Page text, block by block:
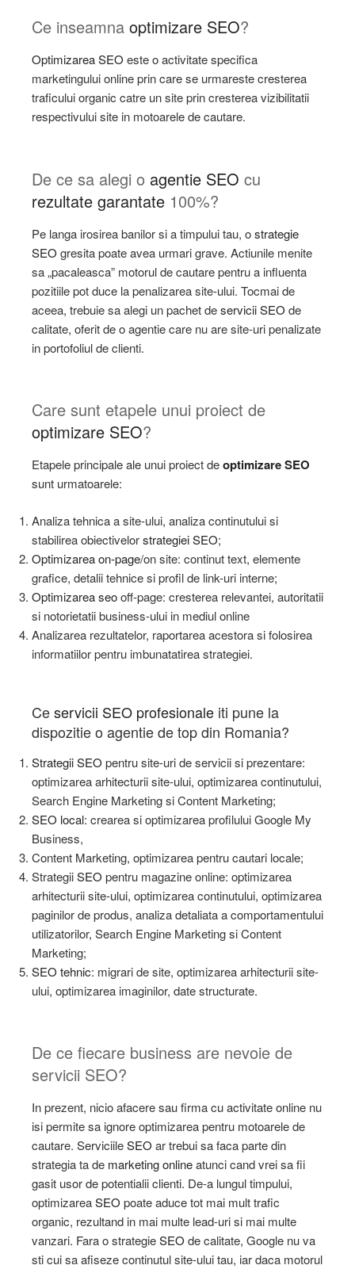
Ce inseamna optimizare SEO?
Optimizarea SEO este o activitate specifica
marketingului online prin care se urmareste cresterea
traficului organic catre un site prin cresterea vizibilitatii
respectivului site in motoarele de cautare.
De ce sa alegi o agentie SEO cu
rezultate garantate 100%?
Pe langa irosirea banilor si a timpului tau, ostrategie
SEO gresita poate avea urmari grave. Actiunile menite
sa „pacaleasca” motorul de cautare pentru a influenta
pozitiile pot duce la penalizarea site-ului. Tocmai de
aceea, trebuie sa alegi un pachet deservicii SEO de
calitate, oferit de o agentie care nu are site-uri penalizate
in portofoliul de clienti.
Care sunt etapele unui proiect de
optimizare SEO?
Etapele principale ale unui proiect deoptimizare SEO
sunt urmatoarele:
Analiza tehnica a site-ului, analiza continutului si
stabilirea obiectivelorstrategiei SEO;
Optimizarea on-page/on site: continut text, elemente
grafice, detalii tehnice si profil de link-uri interne;
Optimizarea seooff-page: cresterea relevantei, autoritatii
si notorietatii business-ului in mediul online
Analizarea rezultatelor, raportarea acestora si folosirea
informatiilor pentru imbunatatirea strategiei.
Ceservicii SEO profesionale iti pune la
dispozitie o agentie de top din Romania?
Strategii SEO pentru site-uri de servicii si prezentare:
optimizarea arhitecturii site-ului, optimizarea continutului,
Search Engine Marketing si Content Marketing;
SEO local: crearea si optimizarea profilului Google My
Business,
Content Marketing, optimizarea pentru cautari locale;
StrategiiSEO pentru magazine online: optimizarea
arhitecturii site-ului, optimizarea continutului, optimizarea
paginilor de produs, analiza detaliata a comportamentului
utilizatorilor, Search Engine Marketing si Content
Marketing;
SEO tehnic: migrari de site, optimizarea arhitecturii site-
ului, optimizarea imaginilor, date structurate.
De ce fiecare business are nevoie de
servicii SEO?
In prezent, nicio afacere sau firma cu activitate online nu
isi permite sa ignore optimizarea pentru motoarele de
cautare. ServiciileSEO ar trebui sa faca parte din
strategia ta de marketing onlineatunci cand vrei sa fii
gasit usor de potentialii clienti. De-a lungul timpului,
optimizareaSEO poate aduce tot mai mult trafic
organic, rezultand in mai multe lead-uri si mai multe
vanzari. Fara o strategieSEO de calitate, Google nu va
sti cui sa afiseze continutul site-ului tau, iar daca motorul